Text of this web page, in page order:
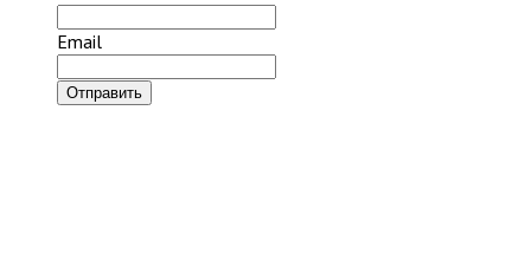
Email
Отправить